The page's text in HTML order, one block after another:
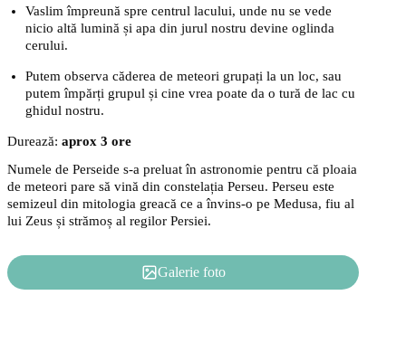
Vaslim împreună spre centrul lacului, unde nu se vede
nicio altă lumină și apa din jurul nostru devine oglinda
cerului.
Putem observa căderea de meteori grupați la un loc, sau
putem împărți grupul și cine vrea poate da o tură de lac cu
ghidul nostru.
Durează: aprox 3 ore
Numele de Perseide s-a preluat în astronomie pentru că ploaia
de meteori pare să vină din constelația Perseu. Perseu este
semizeul din mitologia greacă ce a învins-o pe Medusa, fiu al
lui Zeus și strămoș al regilor Persiei.
Galerie foto